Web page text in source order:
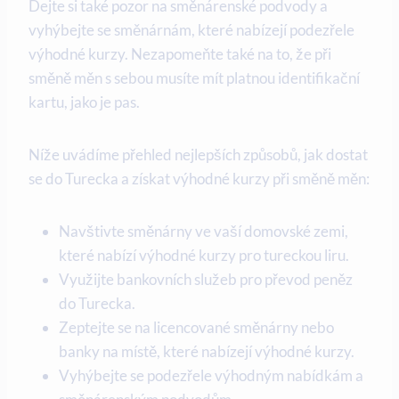
Dejte si také pozor na směnárenské podvody a
vyhýbejte se směnárnám, které nabízejí podezřele
výhodné kurzy. Nezapomeňte také na to, že při
směně měn s sebou musíte mít platnou identifikační
kartu, jako je pas.
Níže uvádíme přehled nejlepších způsobů, jak dostat
se do Turecka a získat výhodné kurzy při směně měn:
Navštivte směnárny ve vaší domovské zemi,
které nabízí výhodné kurzy pro tureckou liru.
Využijte bankovních služeb pro převod peněz
do Turecka.
Zeptejte se na licencované směnárny nebo
banky na místě, které nabízejí výhodné kurzy.
Vyhýbejte se podezřele výhodným nabídkám a